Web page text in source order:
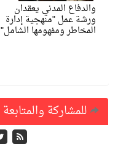
والدفاع المدني يعقدان
ورشة عمل "منهجية إدارة
المخاطر ومفهومها الشامل"
للمشاركة والمتابعة